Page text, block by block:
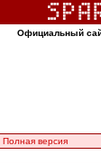
Официальный
Полная версия